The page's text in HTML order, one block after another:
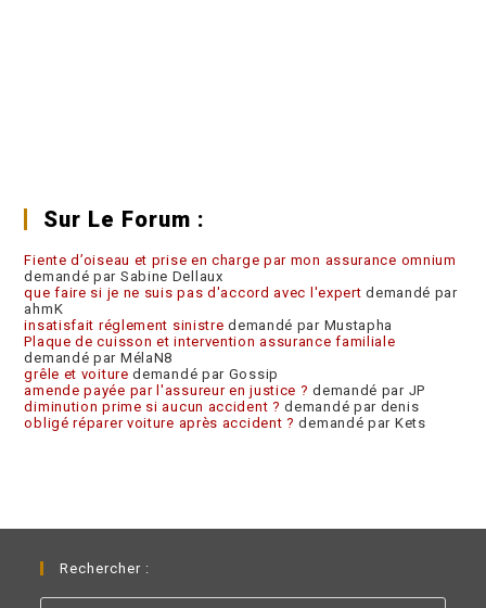
Sur Le Forum :
Fiente d’oiseau et prise en charge par mon assurance omnium
demandé par Sabine Dellaux
que faire si je ne suis pas d'accord avec l'expert demandé par
ahmK
insatisfait réglement sinistre demandé par Mustapha
Plaque de cuisson et intervention assurance familiale
demandé par MélaN8
grêle et voiture demandé par Gossip
amende payée par l'assureur en justice ? demandé par JP
diminution prime si aucun accident ? demandé par denis
obligé réparer voiture après accident ? demandé par Kets
Rechercher :